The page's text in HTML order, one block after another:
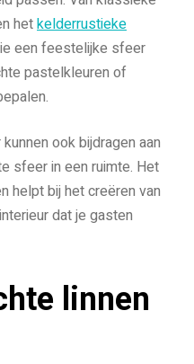
hetkelderrustieke
een feestelijke sfeer
pastelkleuren of
ook bijdragen aan
sfeer in een ruimte. Het
helpt bij het creëren van
dat je gasten
linnen